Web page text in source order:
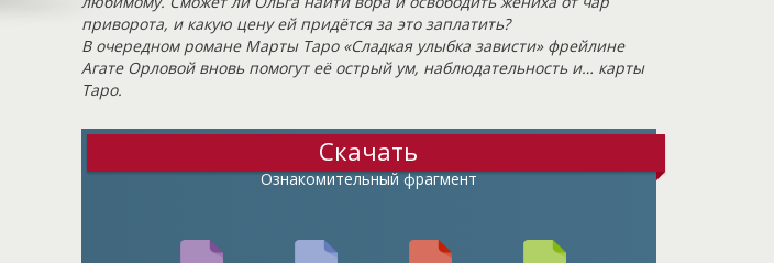
приворота, и какую цену ей придётся за это заплатить?
В очередном романе Марты Таро «Сладкая улыбка зависти» фрейлине
Агате Орловой вновь помогут её острый ум, наблюдательность и… карты
Таро.
Скачать
Ознакомительный фрагмент